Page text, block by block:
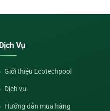
Dịch Vụ
Giới thiệu Ecotechpool
Dịch vụ
Hướng dẫn mua hàng